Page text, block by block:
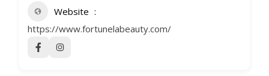
Website
https://www.fortunelabeauty.com/